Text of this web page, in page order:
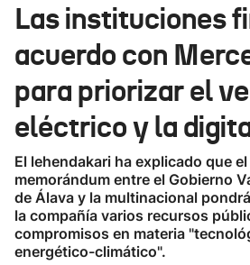
Ikusmiran
Eguraldia
Las instituciones
acuerdo con
para priorizar el
eléctrico y la
El lehendakari ha explicado que
memorándum entre el Gobierno
de Álava y la multinacional
la compañía varios recursos
compromisos en materia
energético-climático".